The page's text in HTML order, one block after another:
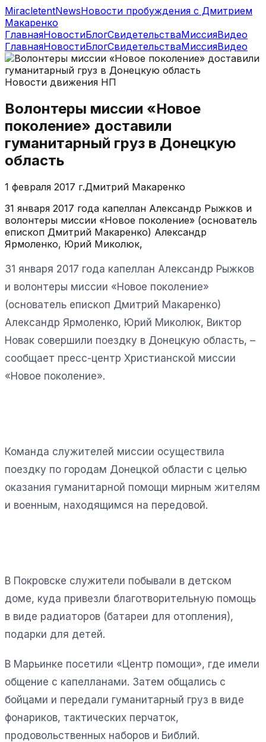
MiracletentNewsНовости пробуждения с Дмитрием
Макаренко
ГлавнаяНовостиБлогСвидетельстваМиссияВидео
ГлавнаяНовостиБлогСвидетельстваМиссияВидео
Новости движения НП
Волонтеры миссии «Новое
поколение» доставили
гуманитарный груз в Донецкую
область
1 февраля 2017 г.Дмитрий Макаренко
31 января 2017 года капеллан Александр Рыжков и
волонтеры миссии «Новое поколение» (основатель
епископ Дмитрий Макаренко) Александр
Ярмоленко, Юрий Миколюк,
31 января 2017 года капеллан Александр Рыжков
и волонтеры миссии «Новое поколение»
(основатель епископ Дмитрий Макаренко)
Александр Ярмоленко, Юрий Миколюк, Виктор
Новак совершили поездку в Донецкую область, –
сообщает пресс-центр Христианской миссии
«Новое поколение».
Команда служителей миссии осуществила
поездку по городам Донецкой области с целью
оказания гуманитарной помощи мирным жителям
и военным, находящимся на передовой.
В Покровске служители побывали в детском
доме, куда привезли благотворительную помощь
в виде радиаторов (батареи для отопления),
подарки для детей.
В Марьинке посетили «Центр помощи», где имели
общение с капелланами. Затем общались с
бойцами и передали гуманитарный груз в виде
фонариков, тактических перчаток,
продовольственных наборов и Библий.